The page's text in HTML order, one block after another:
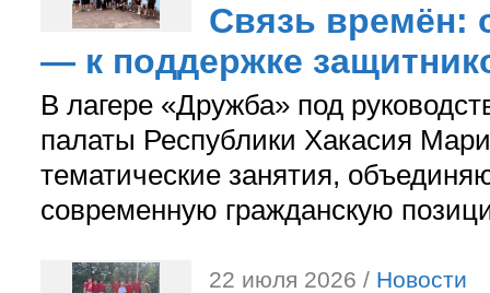
Связь времён:
— к поддержке
В лагере «Дружба» под
палаты Республики Хакасия
тематические занятия,
современную гражданскую
22 июля 2026 / Новости